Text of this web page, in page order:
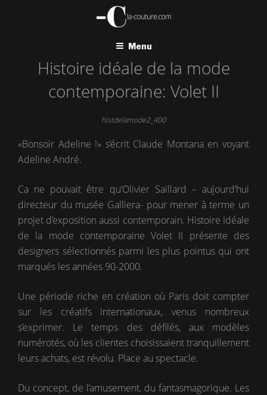
Menu
Histoire idéale de la mode
contemporaine: Volet II
histdelamode2_400
«Bonsoir Adeline !» s’écrit Claude Montana en voyant
Adeline André.
Ca ne pouvait être qu’Olivier Saillard – aujourd’hui
directeur du musée Galliera- pour mener à terme un
projet d’exposition aussi contemporain. Histoire Idéale
de la mode contemporaine Volet II présente des
designers sélectionnés parmi les plus pointus qui ont
marqués les années 90-2000.
Une période riche en création où Paris doit compter
sur les créatifs internationaux, venus nombreux
s’exprimer. Le temps des défilés, aux modèles
numérotés, où les clientes choisissaient tranquillement
leurs achats, est révolu. Place au spectacle.
Du concept, de l’amusement, du fantasmagorique. Les